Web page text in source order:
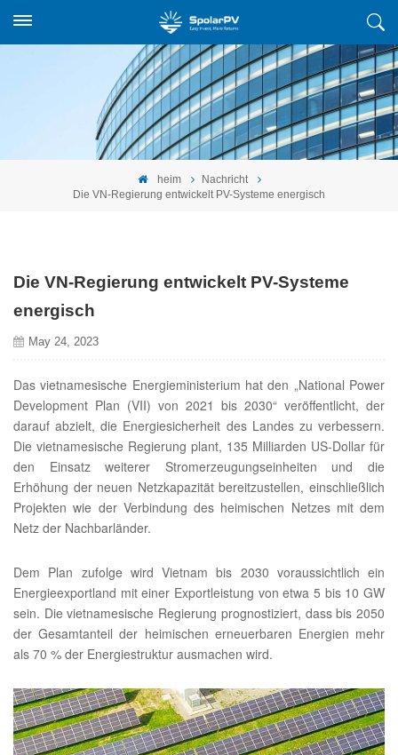
heim
Nachricht
Die VN-Regierung entwickelt PV-Systeme energisch
Die VN-Regierung entwickelt PV-Systeme
energisch
May 24, 2023
Das vietnamesische Energieministerium hat den „National Power
Development Plan (VII) von 2021 bis 2030“ veröffentlicht, der
darauf abzielt, die Energiesicherheit des Landes zu verbessern.
Die vietnamesische Regierung plant, 135 Milliarden US-Dollar für
den Einsatz weiterer Stromerzeugungseinheiten und die
Erhöhung der neuen Netzkapazität bereitzustellen, einschließlich
Projekten wie der Verbindung des heimischen Netzes mit dem
Netz der Nachbarländer.
Dem Plan zufolge wird Vietnam bis 2030 voraussichtlich ein
Energieexportland mit einer Exportleistung von etwa 5 bis 10 GW
sein. Die vietnamesische Regierung prognostiziert, dass bis 2050
der Gesamtanteil der heimischen erneuerbaren Energien mehr
als 70 % der Energiestruktur ausmachen wird.